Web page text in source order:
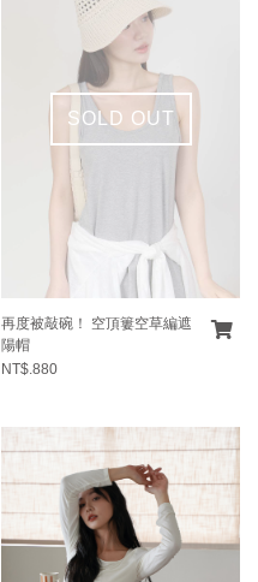
SOLD OUT
再度被敲碗！ 空頂簍空草編遮
陽帽
NT$.880